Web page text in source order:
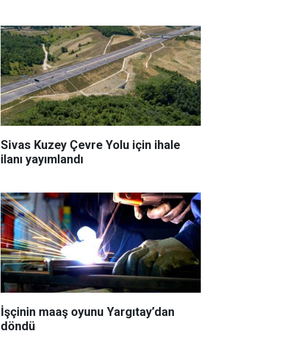
Sivas Kuzey Çevre Yolu için ihale
ilanı yayımlandı
İşçinin maaş oyunu Yargıtay’dan
döndü